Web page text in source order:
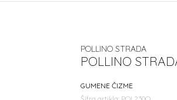
POLLINO STRADA
POLLINO
GUMENE ČIZME